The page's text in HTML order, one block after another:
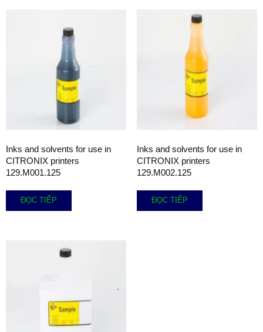
Inks and solvents for use in
CITRONIX printers
129.M001.125
ĐỌC TIẾP
Inks and solvents for use in
CITRONIX printers
129.M002.125
ĐỌC TIẾP